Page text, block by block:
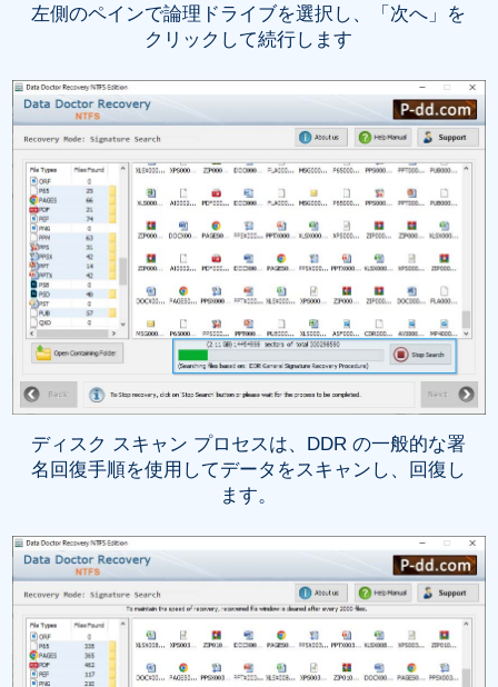
左側のペインで論理ドライブを選択し、「次へ」を
クリックして続行します
ディスク スキャン プロセスは、DDR の一般的な署
名回復手順を使用してデータをスキャンし、回復し
ます。